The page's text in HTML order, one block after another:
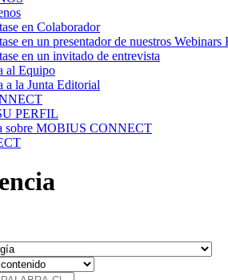
en Colaborador
en un presentador de nuestros Webinars
en un invitado de entrevista
al Equipo
a la Junta Editorial
PERFIL
sobre MOBIUS CONNECT